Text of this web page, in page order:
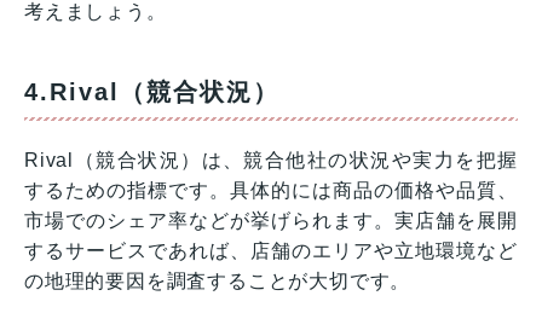
考えましょう。
4.Rival（競合状況）
Rival（競合状況）は、競合他社の状況や実力を把握
するための指標です。具体的には商品の価格や品質、
市場でのシェア率などが挙げられます。実店舗を展開
するサービスであれば、店舗のエリアや立地環境など
の地理的要因を調査することが大切です。